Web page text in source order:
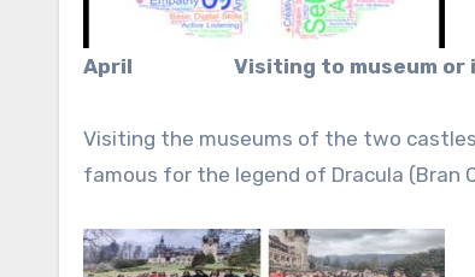
April Visiting to museum
Visiting the museums of the two
famous for the legend of Dracula (Bran